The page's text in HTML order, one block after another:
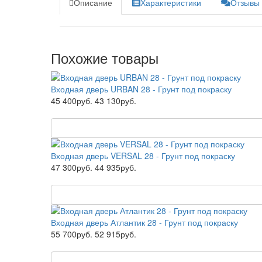
Описание Характеристики Отзывы
Похожие товары
Входная дверь URBAN 28 - Грунт под покраску
45 400руб. 43 130руб.
Входная дверь VERSAL 28 - Грунт под покраску
47 300руб. 44 935руб.
Входная дверь Атлантик 28 - Грунт под покраску
55 700руб. 52 915руб.